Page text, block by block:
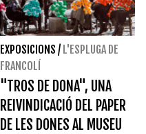
EXPOSICIONS / L'ESPLUGA DE
FRANCOLÍ
"TROS DE DONA", UNA
REIVINDICACIÓ DEL PAPER
DE LES DONES AL MUSEU